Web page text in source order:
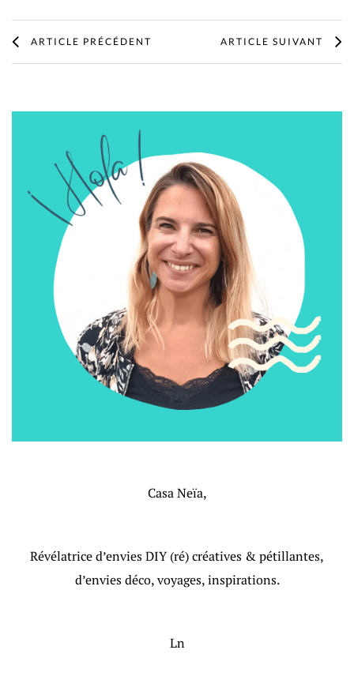
ARTICLE PRÉCÉDENT ARTICLE SUIVANT
Casa Neïa,
Révélatrice d’envies DIY (ré) créatives & pétillantes,
d’envies déco, voyages, inspirations.
Ln